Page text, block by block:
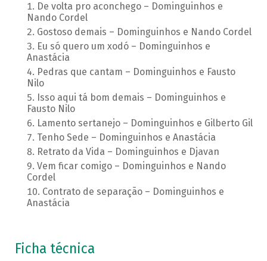
De volta pro aconchego – Dominguinhos e
Nando Cordel
Gostoso demais – Dominguinhos e Nando Cordel
Eu só quero um xodó – Dominguinhos e
Anastácia
Pedras que cantam – Dominguinhos e Fausto
Nilo
Isso aqui tá bom demais – Dominguinhos e
Fausto Nilo
Lamento sertanejo – Dominguinhos e Gilberto Gil
Tenho Sede – Dominguinhos e Anastácia
Retrato da Vida – Dominguinhos e Djavan
Vem ficar comigo – Dominguinhos e Nando
Cordel
Contrato de separação – Dominguinhos e
Anastácia
Ficha técnica